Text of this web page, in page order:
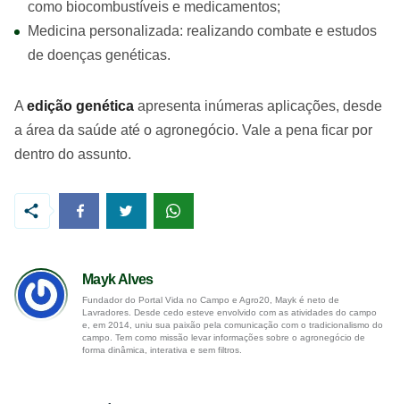
como biocombustíveis e medicamentos;
Medicina personalizada: realizando combate e estudos
de doenças genéticas.
A edição genética apresenta inúmeras aplicações, desde
a área da saúde até o agronegócio. Vale a pena ficar por
dentro do assunto.
Mayk Alves
Fundador do Portal Vida no Campo e Agro20, Mayk é neto de
Lavradores. Desde cedo esteve envolvido com as atividades do campo
e, em 2014, uniu sua paixão pela comunicação com o tradicionalismo do
campo. Tem como missão levar informações sobre o agronegócio de
forma dinâmica, interativa e sem filtros.